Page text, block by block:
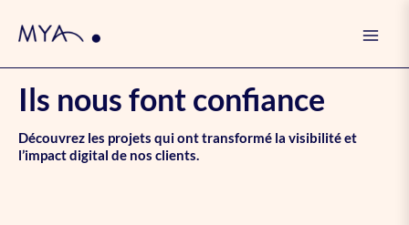
Ils nous font confiance
Découvrez les projets qui ont transformé la visibilité et
l’impact digital de nos clients.